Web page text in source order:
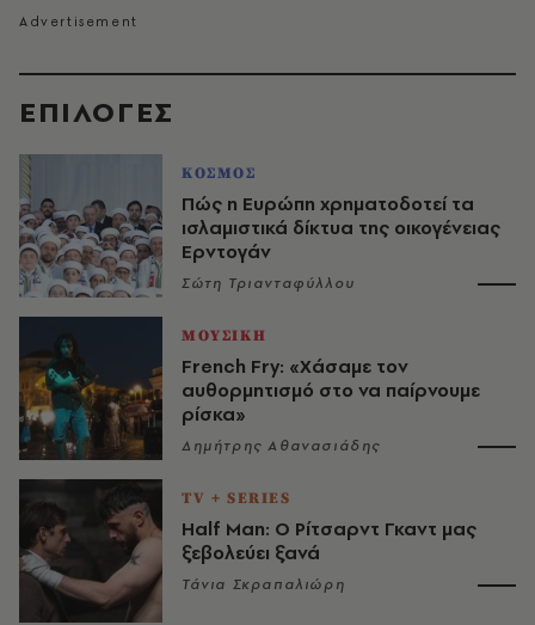
EΠΙΛΟΓΈΣ
ΚΟΣΜΟΣ
Πώς η Ευρώπη χρηματοδοτεί τα
ισλαμιστικά δίκτυα της οικογένειας
Ερντογάν
Σώτη Τριανταφύλλου
ΜΟΥΣΙΚΗ
French Fry: «Χάσαμε τον
αυθορμητισμό στο να παίρνουμε
ρίσκα»
Δημήτρης Αθανασιάδης
TV + SERIES
Half Man: Ο Ρίτσαρντ Γκαντ μας
ξεβολεύει ξανά
Τάνια Σκραπαλιώρη